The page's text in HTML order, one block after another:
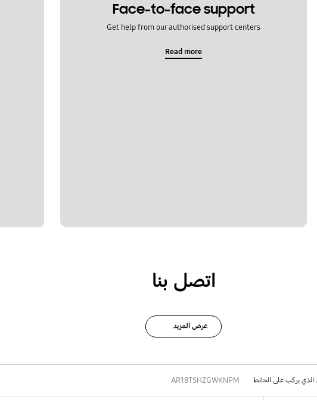
Face-to-face support
Get help from our authorised support centers
Read more
اتصل بنا
عرض المزيد
الذي يركب على الحائط AR18TSHZGWKNPM